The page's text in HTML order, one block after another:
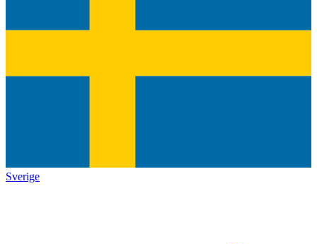
Sverige